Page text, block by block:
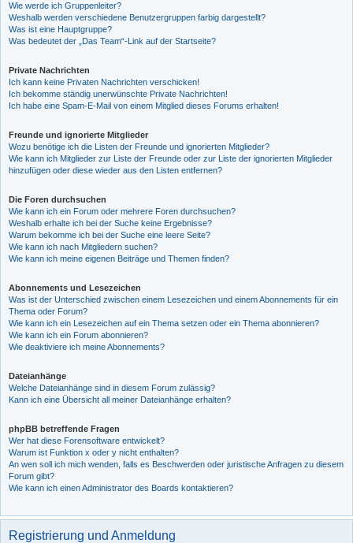
Wie werde ich Gruppenleiter?
Weshalb werden verschiedene Benutzergruppen farbig dargestellt?
Was ist eine Hauptgruppe?
Was bedeutet der „Das Team“-Link auf der Startseite?
Private Nachrichten
Ich kann keine Privaten Nachrichten verschicken!
Ich bekomme ständig unerwünschte Private Nachrichten!
Ich habe eine Spam-E-Mail von einem Mitglied dieses Forums erhalten!
Freunde und ignorierte Mitglieder
Wozu benötige ich die Listen der Freunde und ignorierten Mitglieder?
Wie kann ich Mitglieder zur Liste der Freunde oder zur Liste der ignorierten Mitglieder
hinzufügen oder diese wieder aus den Listen entfernen?
Die Foren durchsuchen
Wie kann ich ein Forum oder mehrere Foren durchsuchen?
Weshalb erhalte ich bei der Suche keine Ergebnisse?
Warum bekomme ich bei der Suche eine leere Seite?
Wie kann ich nach Mitgliedern suchen?
Wie kann ich meine eigenen Beiträge und Themen finden?
Abonnements und Lesezeichen
Was ist der Unterschied zwischen einem Lesezeichen und einem Abonnements für ein
Thema oder Forum?
Wie kann ich ein Lesezeichen auf ein Thema setzen oder ein Thema abonnieren?
Wie kann ich ein Forum abonnieren?
Wie deaktiviere ich meine Abonnements?
Dateianhänge
Welche Dateianhänge sind in diesem Forum zulässig?
Kann ich eine Übersicht all meiner Dateianhänge erhalten?
phpBB betreffende Fragen
Wer hat diese Forensoftware entwickelt?
Warum ist Funktion x oder y nicht enthalten?
An wen soll ich mich wenden, falls es Beschwerden oder juristische Anfragen zu diesem
Forum gibt?
Wie kann ich einen Administrator des Boards kontaktieren?
Registrierung und Anmeldung